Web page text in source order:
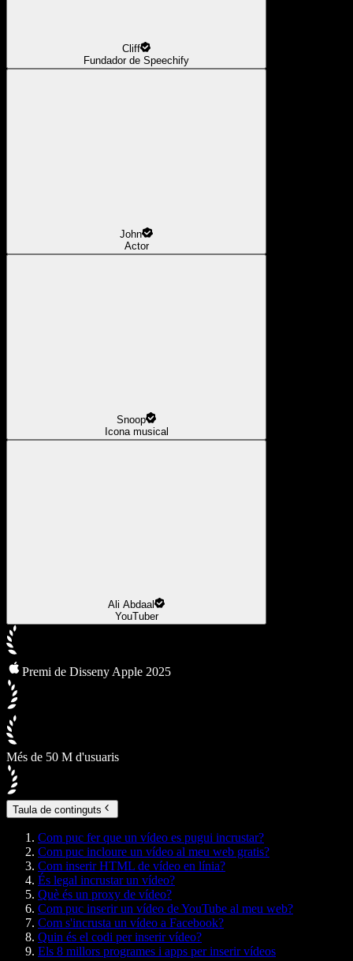
Cliff
Fundador de Speechify
John
Actor
Snoop
Icona musical
Ali Abdaal
YouTuber
Premi de Disseny Apple 2025
Més de 50 M d'usuaris
Taula de continguts
Com puc fer que un vídeo es pugui incrustar?
Com puc incloure un vídeo al meu web gratis?
Com inserir HTML de vídeo en línia?
És legal incrustar un vídeo?
Què és un proxy de vídeo?
Com puc inserir un vídeo de YouTube al meu web?
Com s'incrusta un vídeo a Facebook?
Quin és el codi per inserir vídeo?
Els 8 millors programes i apps per inserir vídeos